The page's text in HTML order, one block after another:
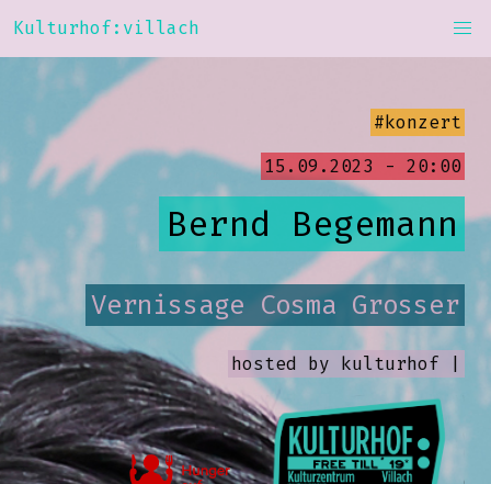
Kulturhof:villach
#konzert
15.09.2023 - 20:00
Bernd Begemann
Vernissage Cosma Grosser
hosted by kulturhof |